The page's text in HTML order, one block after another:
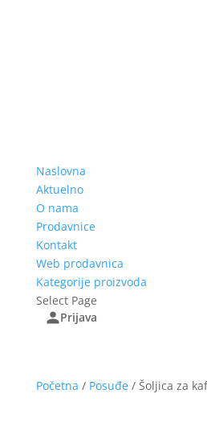
Naslovna
Aktuelno
O nama
Prodavnice
Kontakt
Web prodavnica
Kategorije proizvoda
Select Page
Prijava
Početna / Posuđe/ Šoljica za